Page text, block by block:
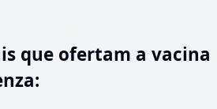
que ofertam a vacina